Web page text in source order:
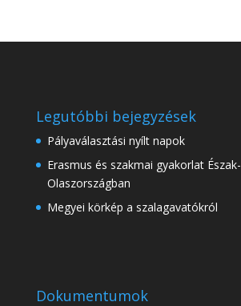
Legutóbbi bejegyzések
Pályaválasztási nyílt napok
Erasmus és szakmai gyakorlat Észak-
Olaszországban
Megyei körkép a szalagavatókról
Dokumentumok